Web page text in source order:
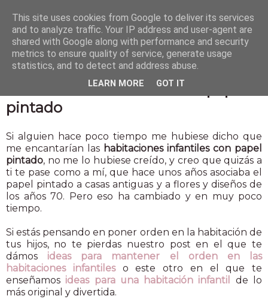
Habitaciones infantiles con papel
pintado
Si alguien hace poco tiempo me hubiese dicho que
me encantarían las habitaciones infantiles con papel
pintado, no me lo hubiese creído, y creo que quizás a
ti te pase como a mí, que hace unos años asociaba el
papel pintado a casas antiguas y a flores y diseños de
los años 70. Pero eso ha cambiado y en muy poco
tiempo.
Si estás pensando en poner orden en la habitación de
tus hijos, no te pierdas nuestro post en el que te
dámos ideas para mantener el orden en las
habitaciones infantileso este otro en el que te
enseñamos ideas para una habitación infantil de lo
más original y divertida.
This site uses cookies from Google to deliver its services
and to analyze traffic. Your IP address and user-agent are
shared with Google along with performance and security
metrics to ensure quality of service, generate usage
statistics, and to detect and address abuse.
LEARN MORE GOT IT